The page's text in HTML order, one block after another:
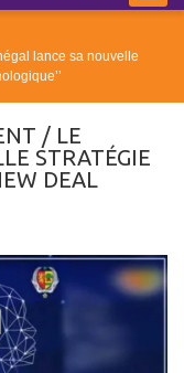
lance sa nouvelle
/ LE
STRATÉGIE
DEAL